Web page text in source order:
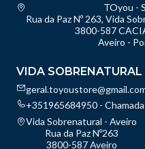
TOyou -
Rua da Paz Nº 263, Vida
3800-587
Aveiro -
VIDA SOBRENATURAL
+351965684950 -
Vida Sobrenatural - Aveiro
Rua da Paz Nº263
3800-587 Aveiro